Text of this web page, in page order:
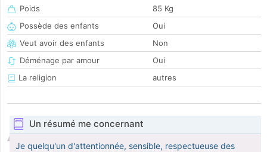
Poids
85 Kg
Possède des enfants
Oui
Veut avoir des enfants
Non
Déménage par amour
Oui
La religion
autres
Un résumé me concernant
Je quelqu'un d'attentionnée, sensible, respectueuse des